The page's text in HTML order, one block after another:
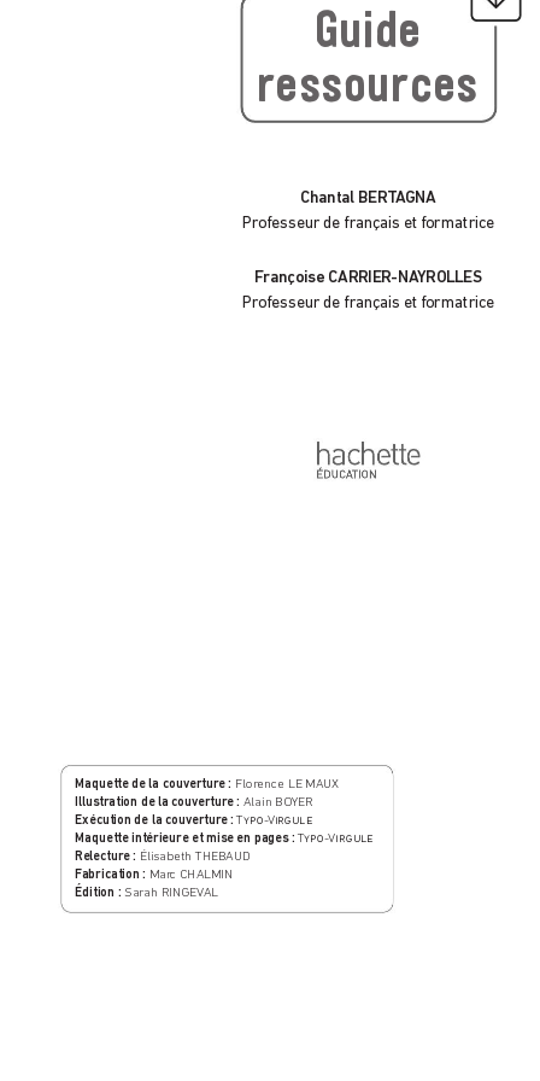
Guide
ressources
Chantal BERTAGNA
Professeur de français et formatrice
Françoise CARRIER-NAYROLLES
Professeur de français et formatrice
Maquette de la couverture : Florence LE MAUX
Illustration de la couverture : Alain BOYER
Exécution de la couverture : T-V
Maquette intérieure et mise en pages : T-V
Relecture : Élisabeth THEBAUD
Fabrication : Marc CHALMIN
Édition : Sarah RINGEVAL